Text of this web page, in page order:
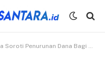
Dana Bagi Hasil, Dorong Pariwisata dan Pertanian Jadi Andalan Baru